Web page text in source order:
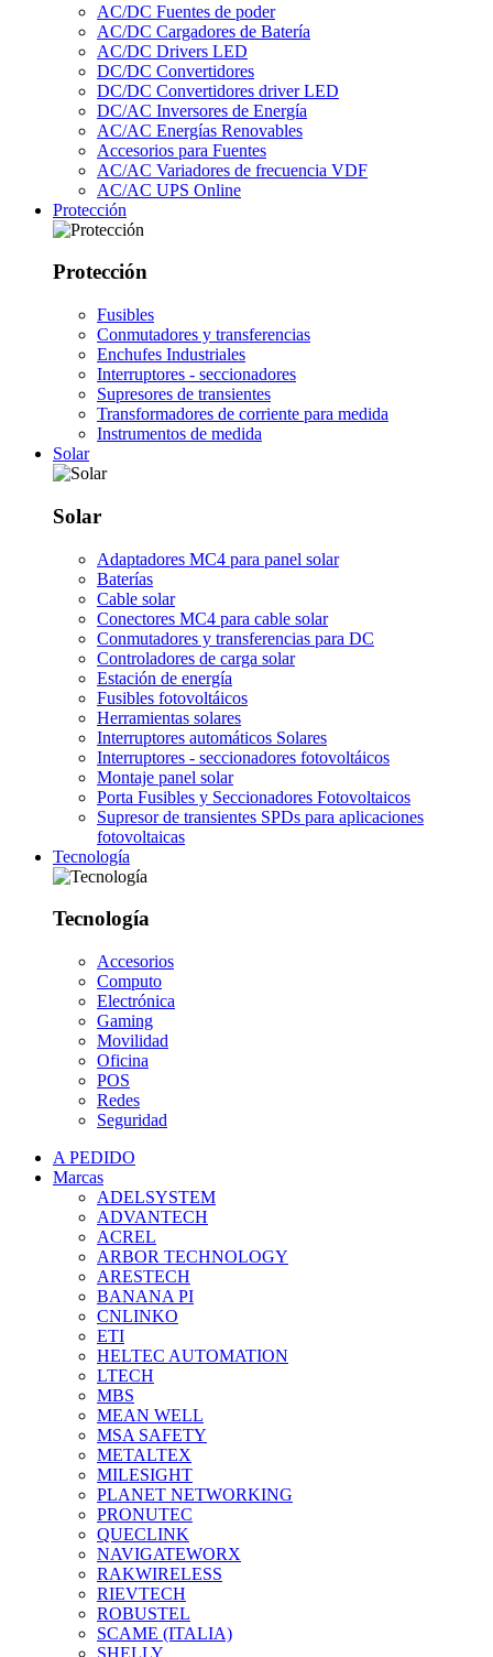
AC/DC Fuentes de poder
AC/DC Cargadores de Batería
AC/DC Drivers LED
DC/DC Convertidores
DC/DC Convertidores driver LED
DC/AC Inversores de Energía
AC/AC Energías Renovables
Accesorios para Fuentes
AC/AC Variadores de frecuencia VDF
AC/AC UPS Online
Protección
Protección
Fusibles
Conmutadores y transferencias
Enchufes Industriales
Interruptores - seccionadores
Supresores de transientes
Transformadores de corriente para medida
Instrumentos de medida
Solar
Solar
Adaptadores MC4 para panel solar
Baterías
Cable solar
Conectores MC4 para cable solar
Conmutadores y transferencias para DC
Controladores de carga solar
Estación de energía
Fusibles fotovoltáicos
Herramientas solares
Interruptores automáticos Solares
Interruptores - seccionadores fotovoltáicos
Montaje panel solar
Porta Fusibles y Seccionadores Fotovoltaicos
Supresor de transientes SPDs para aplicaciones
fotovoltaicas
Tecnología
Tecnología
Accesorios
Computo
Electrónica
Gaming
Movilidad
Oficina
POS
Redes
Seguridad
A PEDIDO
Marcas
ADELSYSTEM
ADVANTECH
ACREL
ARBOR TECHNOLOGY
ARESTECH
BANANA PI
CNLINKO
ETI
HELTEC AUTOMATION
LTECH
MBS
MEAN WELL
MSA SAFETY
METALTEX
MILESIGHT
PLANET NETWORKING
PRONUTEC
QUECLINK
NAVIGATEWORX
RAKWIRELESS
RIEVTECH
ROBUSTEL
SCAME (ITALIA)
SHELLY